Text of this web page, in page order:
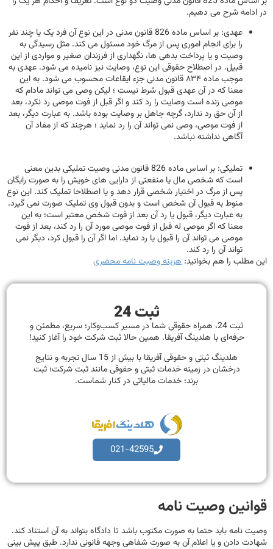
در ادامه شرح می دهیم.
عهدی: بر اساس ماده 826 قانون مدنی در این نوع آن فرد یک یا چند نفر
را برای انجام اموری پس از مرگ خود مسئول می کند. مثل رسیدگی به
وصیت و یا پرداخت بدهی ها، نگهداری از فرزندان صغیر و مواردی از این
قبیل. در اصطلاح حقوقی این نوع، وصایت نیز نامیده می شود. عهدی به
موجب ماده ۸۳۴ قانون مدنی جزء ایقاعات محسوب می شود. به این
معنا که در آن عهدی قبول شرط نیست ؛ لیکن وصی می تواند مادام که
موصی زنده است وصایت را رد کند و اگر قبل از فوت موصی رد نکرد، بعد
از آن حق رد ندارد، گرچه جاهل بر وصایت بوده باشد. به عبارت دیگر، بعد
از فوت موصی، وصی نمی تواند آن را رد نماید ؛ هرچند که از مفاد آن
آگاهی نداشته نباشد.
تملیکی: بر اساس ماده 826 قانون مدنی وصیت تملیکی بدین معنی
است که شخصی مال یا منفعتی از دارایی های خویش را به صورت رایگان
پس از مرگ در اختیار شخصی قرار دهد و یا اصطلاحا تملیک کند. این نوع
منوط به قبول آن شخص است و بدون قبول وی تملیک صورت نمی گیرد.
به عبارت دیگر، قبول یا رد آن بعد از فوت شخص معتبر است؛ به این
معنا که اگر موصی له قبل از فوت موصی مورد آن را رد کند، بعد از فوت
موصی می تواند آن را قبول یا رد نماید. اما اگر آن را قبول کرد، دیگر نمی
تواند آن را رد کند.
این مطلب را هم بخوانید: هزینه وصیت نامه محضری
ثبت 24
ثبت 24، همراه حقوقی شما در مسیر کسب‌وکار؛ سریع، مطمئن و
حرفه‌ای با هلدینگ آفریقا. همین حالا ثبت شرکت خود را آغاز کنید!
هلدینگ ثبتی و حقوقی آفریقا با بیش از 15 سال تجربه و نتایج
درخشان در زمینه خدمات ثبتی و حقوقی مانند ثبت شرکت؛ ثبت
برند؛ خدمات مالیاتی در کنار شماست.
021-42595
قوانین وصیت نامه
وصیت نامه باید حتما به صورت مکتوب باشد تا دادگاه بتواند به آن استناد کند.
شهادت دادن و یا اعلام آن به صورت شفاهی وجهه قانونی ندارد. طبق پیش بینی